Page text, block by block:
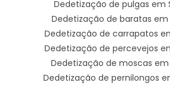
Dedetização de pulgas em
Dedetização de baratas em
Dedetização de carrapatos
Dedetização de percevejos
Dedetização de moscas em
Dedetização de pernilongos